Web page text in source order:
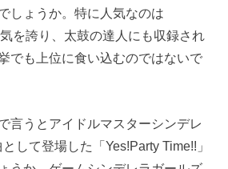
しょうか。特に人気なのは
を誇り、太鼓の達人にも収録され
でも上位に食い込むのではないで
言うとアイドルマスターシンデレ
して登場した「Yes!Party Time!! 」